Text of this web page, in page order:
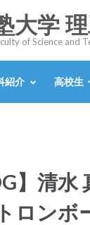
大学
of Science and
紹介 高校生
】清
ロンボ